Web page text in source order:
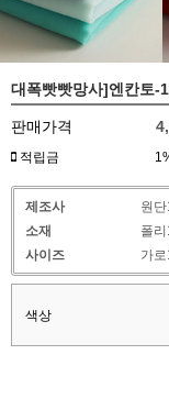
대폭빳빳망사]엔칸토-
판매가격
적립금
제조사
원
소재
폴
사이즈
가
색상